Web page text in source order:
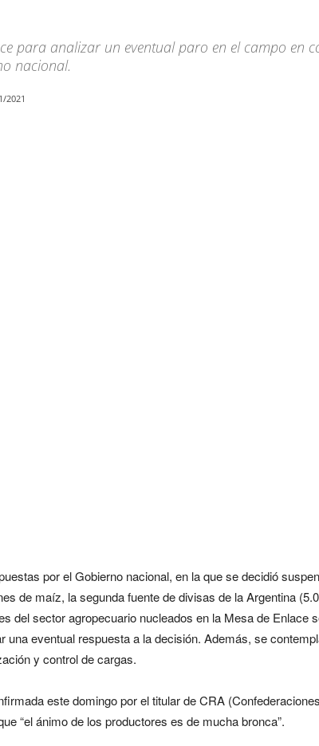
para analizar un eventual paro en el campo en
nacional.
2021
por el Gobierno nacional, en la que se decidió
de maíz, la segunda fuente de divisas de la Argentina
del sector agropecuario nucleados en la Mesa de Enlace
una eventual respuesta a la decisión. Además, se
y control de cargas.
este domingo por el titular de CRA
“el ánimo de los productores es de mucha bronca”.